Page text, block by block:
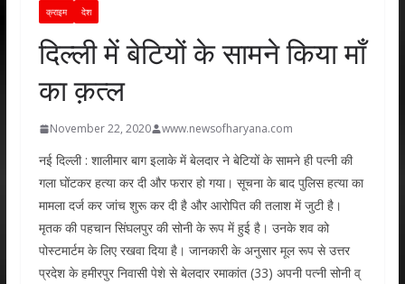
क्राइम देश
दिल्ली में बेटियों के सामने किया माँ
का क़त्ल
November 22, 2020 www.newsofharyana.com
नई दिल्ली : शालीमार बाग इलाके में बेलदार ने बेटियों के सामने ही पत्नी की
गला घोंटकर हत्या कर दी और फरार हो गया। सूचना के बाद पुलिस हत्या का
मामला दर्ज कर जांच शुरू कर दी है और आरोपित की तलाश में जुटी है।
मृतक की पहचान सिंघलपुर की सोनी के रूप में हुई है। उनके शव को
पोस्टमार्टम के लिए रखवा दिया है। जानकारी के अनुसार मूल रूप से उत्तर
प्रदेश के हमीरपुर निवासी पेशे से बेलदार रमाकांत (33) अपनी पत्नी सोनी व्